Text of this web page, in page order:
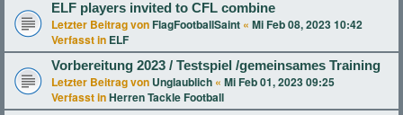
ELF players invited to CFL combine
Letzter Beitrag von FlagFootballSaint « Mi Feb 08, 2023 10:42
Verfasst in ELF
Vorbereitung 2023 / Testspiel /gemeinsames Training
Letzter Beitrag von Unglaublich « Mi Feb 01, 2023 09:25
Verfasst inHerren Tackle Football